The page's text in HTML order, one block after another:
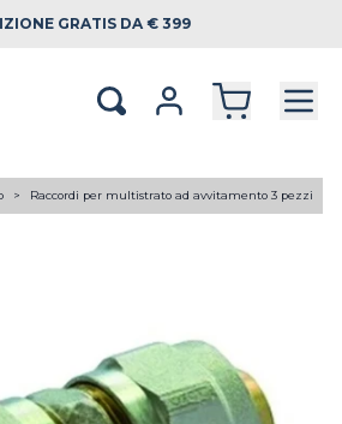
GRATIS DA € 399
Raccordi per multistrato ad avvitamento 3 pezzi